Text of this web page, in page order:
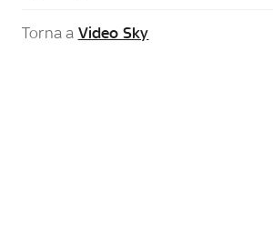
Torna a Video Sky